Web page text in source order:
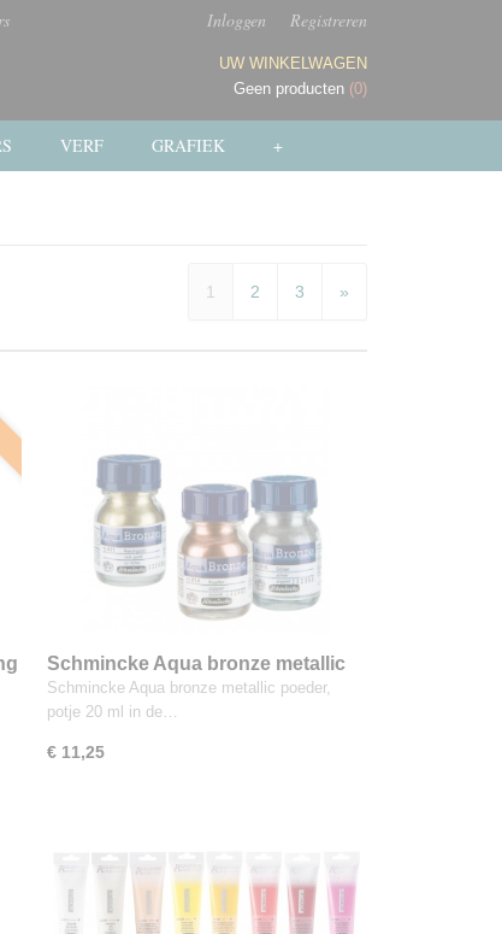
Inloggen Registreren
UW WINKELWAGEN
Geen producten (0)
VERF GRAFIEK +
1 2 3 »
Schmincke Aqua bronze metallic
poeder 20 ml
Schmincke Aqua bronze metallic poeder,
potje 20 ml in de…
€ 11,25